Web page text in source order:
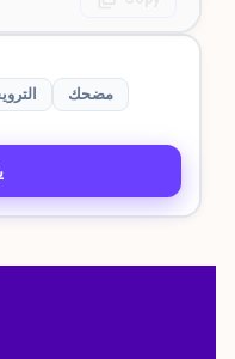
مضحك